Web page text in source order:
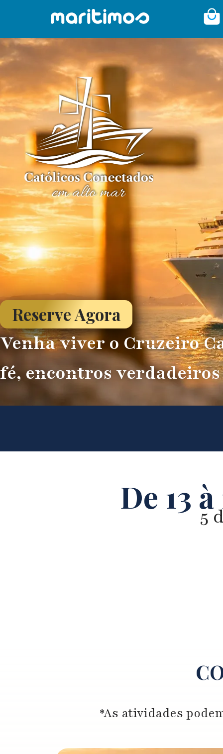
Reserve Agora
Venha viver o Cruzeiro
fé, encontros
De 13
5
*As atividades